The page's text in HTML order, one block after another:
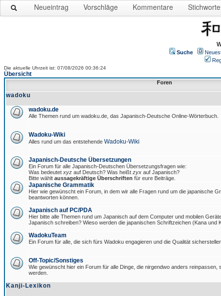
Neueintrag Vorschläge Kommentare Stichworte
Suche
Die aktuelle Uhrzeit ist: 07/08/2026 00:36:24
Übersicht
Foren
wadoku
wadoku.de
Alle Themen rund um wadoku.de, das Japanisch-Deutsche Online-Wörterbuch.
Wadoku-Wiki
Alles rund um das entstehende Wadoku-Wiki
Japanisch-Deutsche Übersetzungen
Ein Forum für alle Japanisch-Deutschen Übersetzungsfragen wie:
Was bedeutet xyz auf Deutsch? Was heißt zyx auf Japanisch?
Bitte wählt aussagekräftige Überschriften für eure Beiträge.
Japanische Grammatik
Hier wie gewünscht ein Forum, in dem wir alle Fragen rund um die japanische
beantworten können.
Japanisch auf PC/PDA
Hier bitte alle Themen rund um Japanisch auf dem Computer und mobilen
Japanisch schreiben? Wieso werden die japanischen Schriftzeichen (Kana und
WadokuTeam
Ein Forum für alle, die sich fürs Wadoku engagieren und die Qualität
Off-Topic/Sonstiges
Wie gewünscht hier ein Forum für alle Dinge, die nirgendwo anders reinpassen,
werden.
Kanji-Lexikon